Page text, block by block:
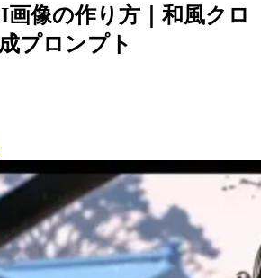
画像の作り方｜和風クロ
プロンプト